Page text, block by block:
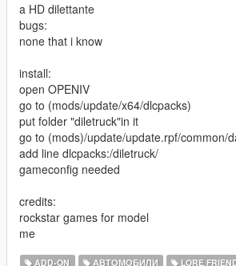
a HD dilettante
bugs:
none that i know
install:
open OPENIV
go to (mods/update/x64/dlcpacks)
put folder "diletruck"in it
go to (mods)/update/update.rpf/common/
add line dlcpacks:/diletruck/
gameconfig needed
credits:
rockstar games for model
me
ADD-ON АВТОМОБИЛИ
LORE